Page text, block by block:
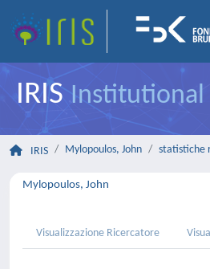
IRISInstitutional
IRIS Mylopoulos, John statistiche
Mylopoulos, John
Visualizzazione Ricercatore